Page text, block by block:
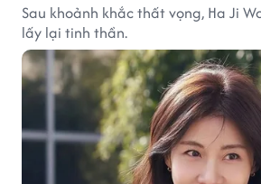
Sau khoảnh khắc thất vọng, Ha Ji
lấy lại tinh thần.